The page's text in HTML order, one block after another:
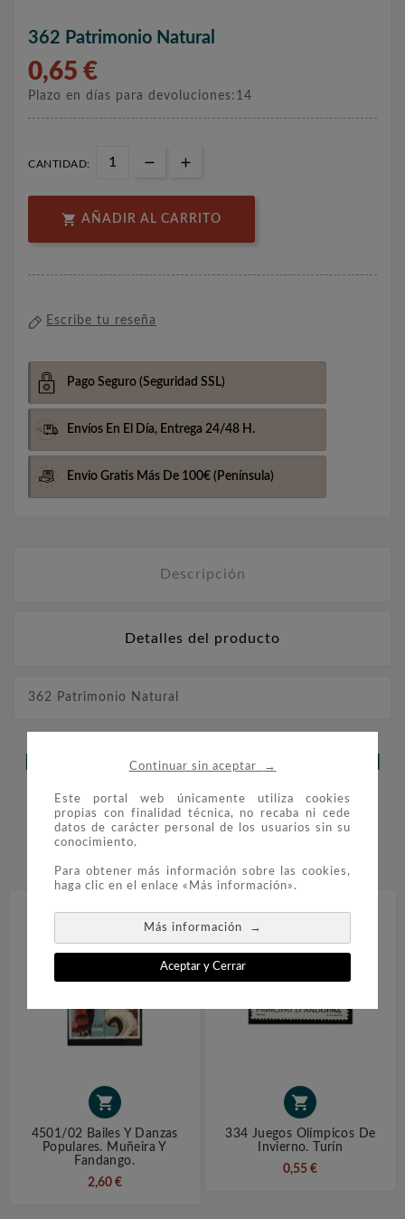
Continuar sin aceptar →
Este portal web únicamente utiliza cookies
propias con finalidad técnica, no recaba ni cede
datos de carácter personal de los usuarios sin su
conocimiento.
Para obtener más información sobre las cookies,
haga clic en el enlace «Más información».
Más información →
Aceptar y Cerrar
362 Patrimonio Natural
0,65 €
Plazo en días para devoluciones:14
CANTIDAD:
 AÑADIR AL CARRITO
Escribe tu reseña
Pago Seguro (Seguridad SSL)
Envíos En El Día, Entrega 24/48 H.
Envio Gratis Más De 100€ (Península)
Descripción
Detalles del producto
362 Patrimonio Natural
LOS CLIENTES QUE ADQUIRIERON
ESTE PRODUCTO TAMBIÉN
COMPRARON:

4501/02 Bailes Y Danzas
Populares. Muñeira Y
Fandango.
2,60 €

334 Juegos Olímpicos De
Invierno. Turín
0,55 €